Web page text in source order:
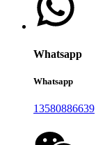
Whatsapp
Whatsapp
13580886639